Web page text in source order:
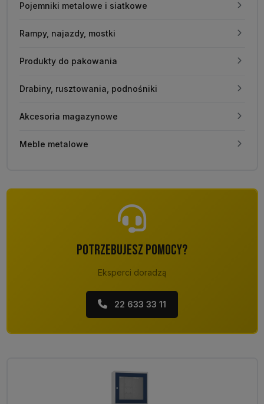
Pojemniki metalowe i siatkowe
Rampy, najazdy, mostki
Produkty do pakowania
Drabiny, rusztowania, podnośniki
Akcesoria magazynowe
Meble metalowe
POTRZEBUJESZ POMOCY?
Eksperci doradzą
22 633 33 11